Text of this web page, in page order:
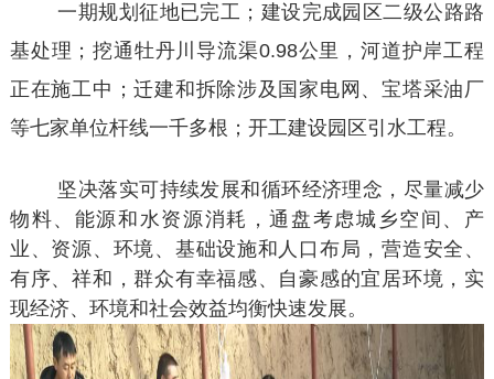
一期规划征地已完工；建设完成园区二级公路路
基处理；挖通牡丹川导流渠0.98公里，河道护岸工程
正在施工中；迁建和拆除涉及国家电网、宝塔采油厂
等七家单位杆线一千多根；开工建设园区引水工程。
坚决落实可持续发展和循环经济理念，尽量减少
物料、能源和水资源消耗，通盘考虑城乡空间、产
业、资源、环境、基础设施和人口布局，营造安全、
有序、祥和，群众有幸福感、自豪感的宜居环境，实
现经济、环境和社会效益均衡快速发展。